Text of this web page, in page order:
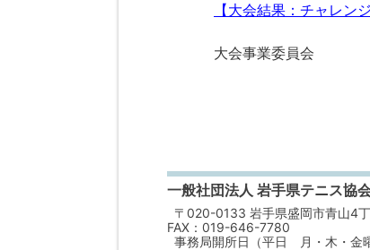
【大会結果：チャレン
大会事業委員会
一般社団法人 岩手県テニス協
〒020-0133 岩手県盛岡市青山4
FAX：019-646-7780
事務局開所日（平日 月・木・金